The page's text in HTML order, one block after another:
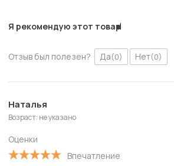
Я рекомендую этот товар
Отзыв был полезен? Да(0) Нет(0)
Наталья
Возраст: не указано
Оценки
Впечатление